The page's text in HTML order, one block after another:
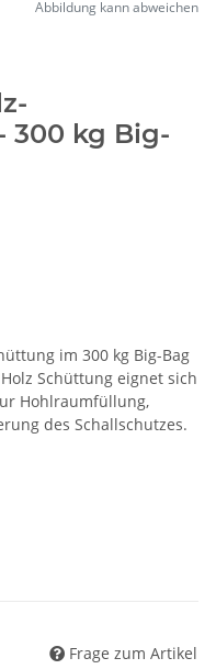
Abbildung kann abweichen
300 kg Big-
im 300 kg Big-Bag
Schüttung eignet sich
Hohlraumfüllung,
des Schallschutzes.
Frage zum Artikel